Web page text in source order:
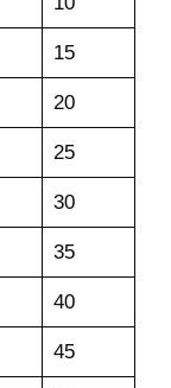
15
20
25
30
35
40
45